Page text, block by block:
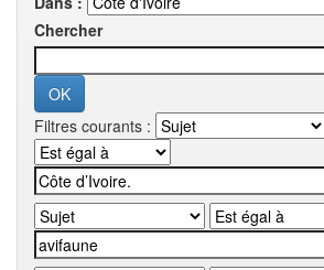
Chercher
Filtres courants :